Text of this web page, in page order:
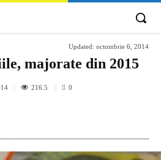
Updated: octombrie 6, 2014
majorate din 2015
216.5 0